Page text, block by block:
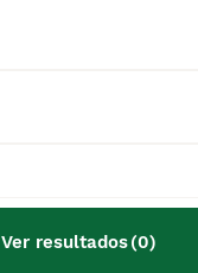
Ver resultados(0)